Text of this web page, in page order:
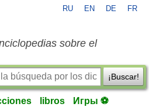
RU EN DE FR
sobre el
¡Buscar!
libros Игры ⚽